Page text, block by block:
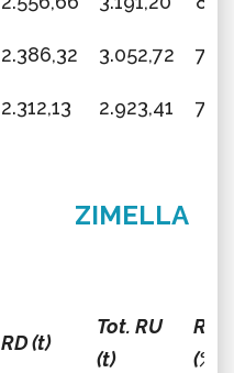
2.386,32 3.052,72
2.312,13 2.923,41
ZIMELLA
RD (t)
Tot. RU
(t)
RD
(%)